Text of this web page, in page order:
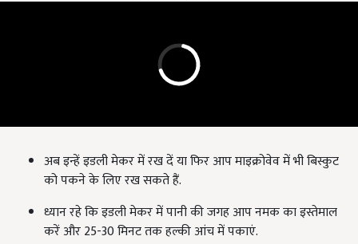
अब इन्हें इडली मेकर में रख दें या फिर आप माइक्रोवेव में भी बिस्कुट
को पकने के लिए रख सकते हैं.
ध्यान रहे कि इडली मेकर में पानी की जगह आप नमक का इस्तेमाल
करें और 25-30 मिनट तक हल्की आंच में पकाएं.